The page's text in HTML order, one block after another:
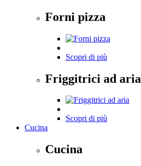
Forni pizza
Scopri di più
Friggitrici ad aria
Scopri di più
Cucina
Cucina